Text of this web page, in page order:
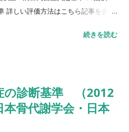
しい評価方法はこちら記事を参照
スト 方法 肘掛つきの椅子から立
事を参照して下さい↓ タイムアップ
Up & Go Test 10m歩行テスト
た約16m（直線歩行路）を歩行し、
続きを読む
の診断基準 （2012
骨代謝学会・日本